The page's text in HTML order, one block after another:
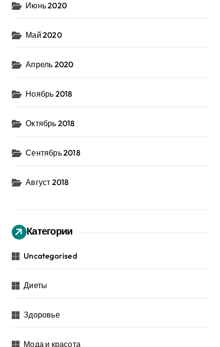
Июнь 2020
Май 2020
Апрель 2020
Ноябрь 2018
Октябрь 2018
Сентябрь 2018
Август 2018
Категории
Uncategorised
Диеты
Здоровье
Мода и красота